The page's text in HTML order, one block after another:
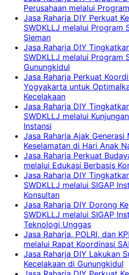
Perusahaan melalui
Jasa Raharja DIY Perkuat
SWDKLLJ melalui Program
Sleman
Jasa Raharja DIY
SWDKLLJ melalui Program
Gunungkidul
Jasa Raharja Perkuat
Yogyakarta untuk
Kecelakaan
Jasa Raharja DIY
SWDKLLJ melalui
Instansi
Jasa Raharja Ajak
Keselamatan di Hari Anak
Jasa Raharja Perkuat
melalui Edukasi Berbasis
Jasa Raharja DIY
SWDKLLJ melalui SIGAP
Konsultan
Jasa Raharja DIY Dorong
SWDKLLJ melalui SIGAP
Teknologi Unggas
Jasa Raharja, POLRI, dan
melalui Rapat Koordinasi
Jasa Raharja DIY Lakukan
Kecelakaan di Gunungkidul